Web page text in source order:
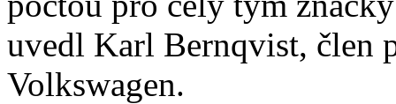
uvedl Karl Bernqvist, člen
Volkswagen.